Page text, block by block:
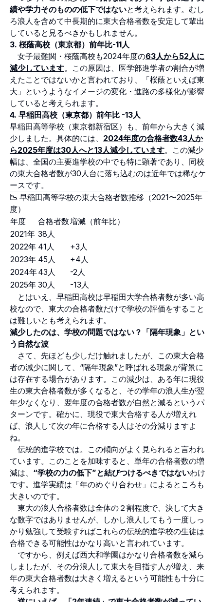
績や学力そのものの低下ではないと考えられます。むし
ろ浪人を含めて中長期的に東大合格者数を安定して輩出
していると見るべきかもしれません。
3. 桜蔭高校（東京都）前年比-11人
女子最難関・桜蔭高校も2024年度の63人から52人に
減少しています。この原因は、医学部進学者の割合が増
えたことではないかと言われており、「桜蔭といえば東
大」というようなイメージの変化・進路の多様化が影響
していると考えられます。
4. 早稲田高校（東京都）前年比 -13人
早稲田高等学校（東京都新宿区）も、前年から大きく減
少しました。具体的には、 2024年度の合格者数43人か
ら2025年度は30人へと13人減少しています。この減少
幅は、全国の主要進学校の中でも特に顕著であり、同校
の東大合格者数が30人台に落ち込むのは近年では稀なケ
ースです。
📉 早稲田高等学校の東大合格者数推移（2021〜2025年
度）
年度
合格者数増減（前年比）
2021年 38人
2022年 41人
+3人
2023年 45人
+4人
2024年43人
-2人
2025年 30人
-13人
とはいえ、早稲田高校は早稲田大学合格者数が多い高
校なので、東大の合格者数だけで学校の評価をすること
は難しいとも考えられます。
減少したのは、学校の問題ではない？「隔年現象」とい
う自然な波
さて、先ほども少しだけ触れましたが、この東大合格
者の減少に関して、“隔年現象”と呼ばれる現象が背景に
は存在する場合があります。この減少は、ある年に現役
生の東大合格者数が多くなると、その学年の浪人生が翌
年少なくなり、翌年度の合格者数が自然と減るというパ
ターンです。確かに、現役で東大合格する人が増えれ
ば、浪人して次の年に合格する人はその分減りますよ
ね。
伝統的進学校では。この傾向がよく見られると言われ
ています。このことを加味すると、単年の合格者数の増
減は、 “学校の力の低下”と結びつけるべきではないわけ
です。進学実績は「年のめぐり合わせ」によるところも
大きいのです。
東大の浪人合格者数は全体の２割程度で、決して大き
な数字ではありませんが、しかし浪人してもう一度しっ
かり勉強して受験すればこれらの伝統的進学校の生徒は
合格できる可能性はかなり高いと言われています。
ですから、例えば西大和学園はかなり合格者数を減ら
しましたが、その分浪人して東大を目指す人が増え、来
年の東大合格者数は大きく増えるという可能性も十分に
考えられます。